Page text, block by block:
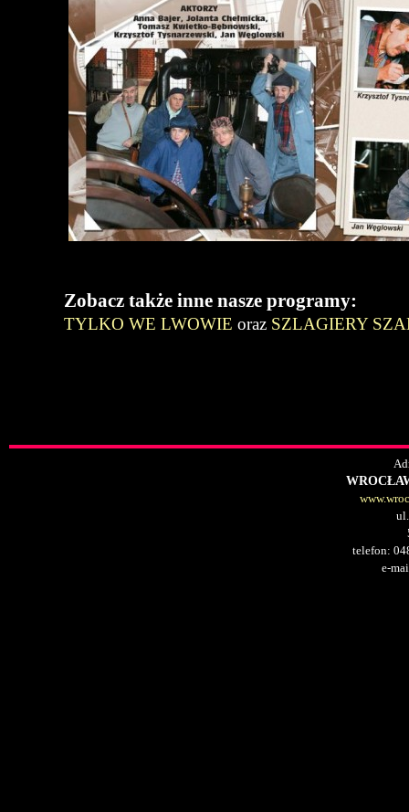
Zobacz także inne nasze programy:
TYLKO WE LWOWIE oraz SZLAGIERY
telefon:
e-